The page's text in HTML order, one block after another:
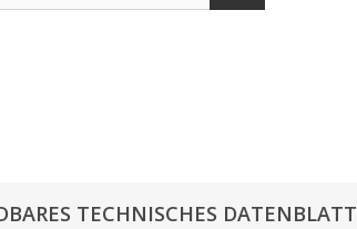
TECHNISCHES DATENBLATT